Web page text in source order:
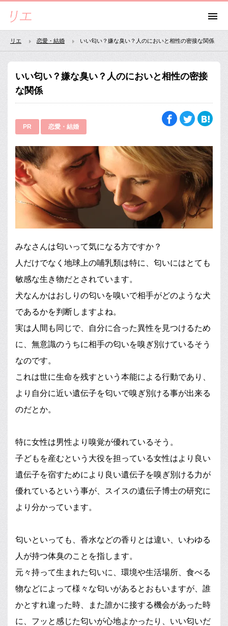
リエ 恋愛・結婚 いい匂い？嫌な臭い？人のにおいと相性の密接な関係
いい匂い？嫌な臭い？人のにおいと相性の密接
な関係
PR 恋愛・結婚
みなさんは匂いって気になる方ですか？
人だけでなく地球上の哺乳類は特に、匂いにはとても
敏感な生き物だとされています。
犬なんかはおしりの匂いを嗅いで相手がどのような犬
であるかを判断しますよね。
実は人間も同じで、自分に合った異性を見つけるため
に、無意識のうちに相手の匂いを嗅ぎ別けているそう
なのです。
これは世に生命を残すという本能による行動であり、
より自分に近い遺伝子を匂いで嗅ぎ別ける事が出来る
のだとか。
特に女性は男性より嗅覚が優れているそう。
子どもを産むという大役を担っている女性はより良い
遺伝子を宿すためにより良い遺伝子を嗅ぎ別ける力が
優れているという事が、スイスの遺伝子博士の研究に
より分かっています。
匂いといっても、香水などの香りとは違い、いわゆる
人が持つ体臭のことを指します。
元々持って生まれた匂いに、環境や生活場所、食べる
物などによって様々な匂いがあるとおもいますが、誰
かとすれ違った時、また誰かに接する機会があった時
に、フッと感じた匂いが心地よかったり、いい匂いだ